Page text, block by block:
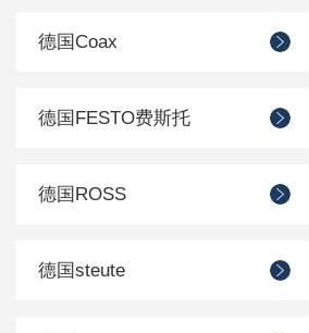
德国Coax
德国FESTO费斯托
德国ROSS
德国steute